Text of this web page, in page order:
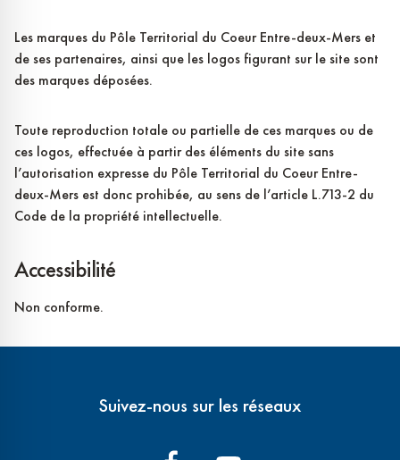
Les marques du Pôle Territorial du Coeur Entre-deux-Mers et
de ses partenaires, ainsi que les logos figurant sur le site sont
des marques déposées.
Toute reproduction totale ou partielle de ces marques ou de
ces logos, effectuée à partir des éléments du site sans
l’autorisation expresse du Pôle Territorial du Coeur Entre-
deux-Mers est donc prohibée, au sens de l’article L.713-2 du
Code de la propriété intellectuelle.
Accessibilité
Non conforme.
Suivez-nous sur les réseaux